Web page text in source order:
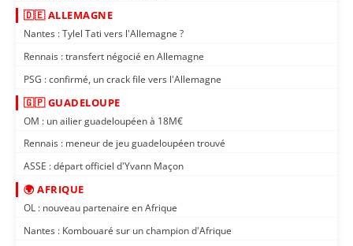
🇩🇪 ALLEMAGNE
Nantes : Tylel Tati vers l'Allemagne ?
Rennais : transfert négocié en Allemagne
PSG : confirmé, un crack file vers l'Allemagne
🇬🇵 GUADELOUPE
OM : un ailier guadeloupéen à 18M€
Rennais : meneur de jeu guadeloupéen trouvé
ASSE : départ officiel d'Yvann Maçon
🌍 AFRIQUE
OL : nouveau partenaire en Afrique
Nantes : Kombouaré sur un champion d'Afrique